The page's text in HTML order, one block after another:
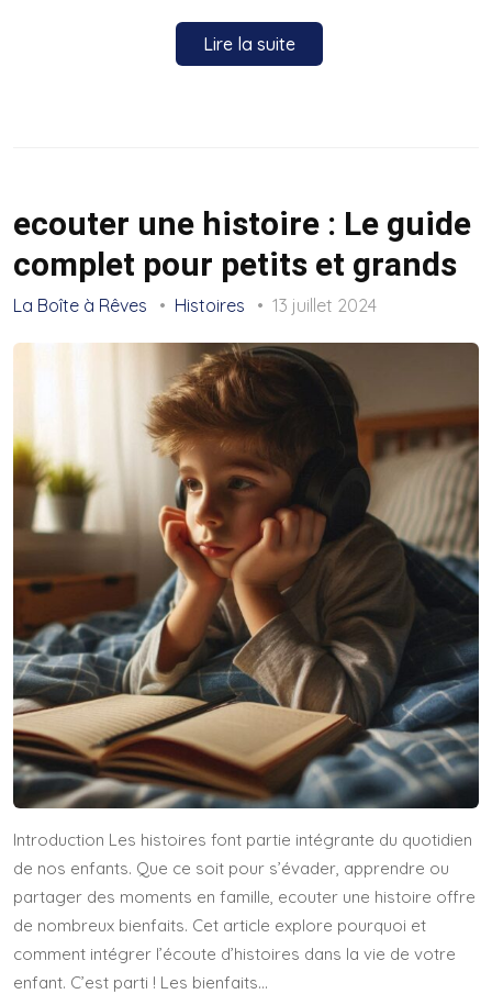
Lire la suite
ecouter une histoire : Le guide
complet pour petits et grands
La Boîte à Rêves Histoires 13 juillet 2024
Introduction Les histoires font partie intégrante du quotidien
de nos enfants. Que ce soit pour s’évader, apprendre ou
partager des moments en famille, ecouter une histoire offre
de nombreux bienfaits. Cet article explore pourquoi et
comment intégrer l’écoute d’histoires dans la vie de votre
enfant. C’est parti ! Les bienfaits…